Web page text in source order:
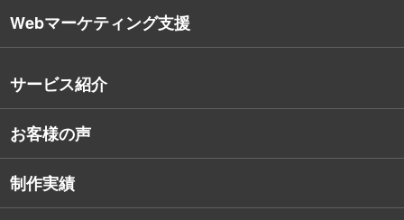
会社概要
デザイナー・エンジニア紹介
社員保有資格
Webマーケティング支援
サービス紹介
戦略的Webサイト制作
インターネット広告
お客様の声
制作実績